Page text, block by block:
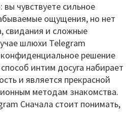
чувствуете сильное
ощущения, но нет
свидания и сложные
шлюхи Telegram
решение
интим досуга набирает
и является прекрасной
методам знакомства.
Сначала стоит понимать,